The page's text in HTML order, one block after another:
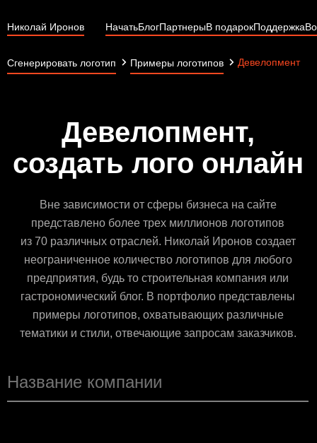
Николай Иронов НачатьБлогПартнерыВ подарокПоддержка
Сгенерировать логотип Примеры логотипов Девелопмент
Девелопмент,
создать лого онлайн
Вне зависимости от сферы бизнеса на сайте
представлено более трех миллионов логотипов
из 70 различных отраслей. Николай Иронов создает
неограниченное количество логотипов для любого
предприятия, будь то строительная компания или
гастрономический блог. В портфолио представлены
примеры логотипов, охватывающих различные
тематики и стили, отвечающие запросам заказчиков.